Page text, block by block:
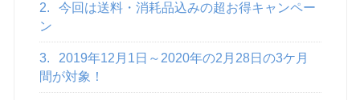
2.
今回は送料・消耗品込みの超お得キャンペー
ン
3.
2019年12月1日～2020年の2月28日の3ケ月
間が対象！